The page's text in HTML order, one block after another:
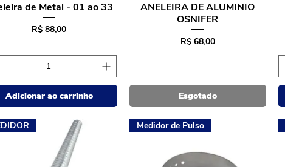
Visualização rápida
de Metal - 01 ao 33
Preço
R$ 88,00
Adicionar ao carrinho
Visualização rápida
ANELEIRA DE ALUMINIO
OSNIFER
Preço
R$ 68,00
Esgotado
Medidor de Pulso